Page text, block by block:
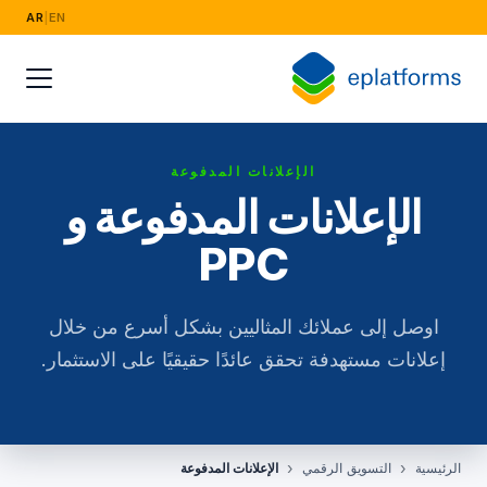
EN
AR
الإعلانات المدفوعة
الإعلانات المدفوعة و
PPC
اوصل إلى عملائك المثاليين بشكل أسرع من خلال
إعلانات مستهدفة تحقق عائدًا حقيقيًا على الاستثمار.
الرئيسية التسويق الرقمي الإعلانات المدفوعة
الأزياء والتجزئة
الخدمات المالية والقانونية والتأمين
التوظيف والموارد البشرية
التعليم والتدريب